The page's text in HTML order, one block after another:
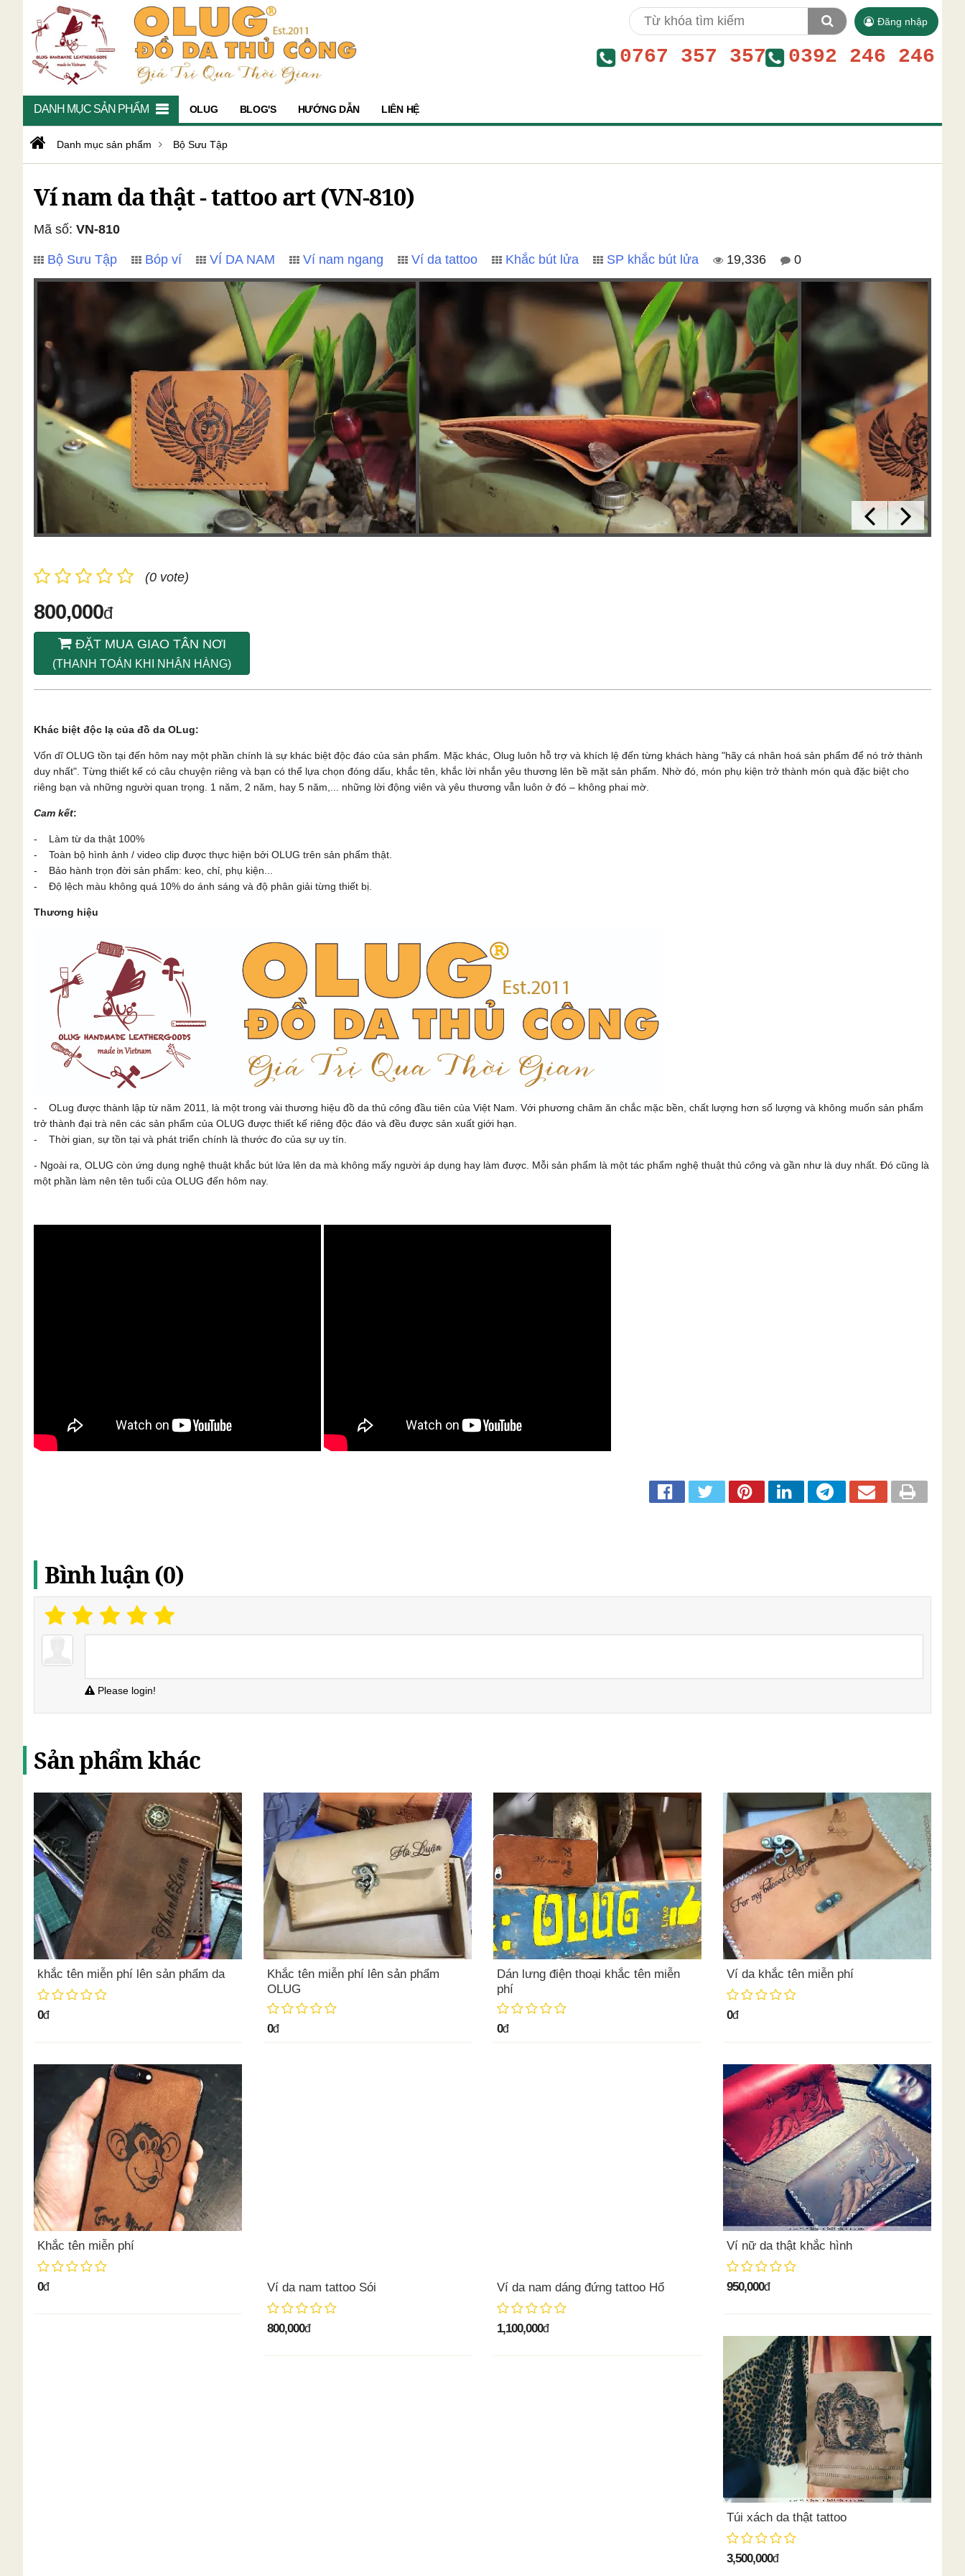
Đăng nhập
0767 357 357 0392 246 246
DANH MỤC SẢN PHẨM OLUG BLOG'S HƯỚNG DẪN LIÊN HỆ
Danh mục sản phẩm Bộ Sưu Tập
Ví nam da thật - tattoo art (VN-810)
Mã số: VN-810
Bộ Sưu Tập Bóp ví VÍ DA NAM Ví nam ngang Ví da tattoo Khắc bút lửa SP khắc bút lửa 19,336 0
(0 vote)
800,000đ
ĐẶT MUA GIAO TÂN NƠI
(THANH TOÁN KHI NHẬN HÀNG)
Khác biệt độc lạ của đồ da OLug:
Vốn dĩ OLUG tồn tại đến hôm nay một phần chính là sự khác biệt độc đáo của sản phẩm. Mặc khác, Olug luôn hỗ trợ và khích lệ đến từng khách hàng "hãy cá nhân hoá sản phẩm để nó trở thành
duy nhất". Từng thiết kế có câu chuyện riêng và bạn có thể lựa chọn đóng dấu, khắc tên, khắc lời nhắn yêu thương lên bề mặt sản phẩm. Nhờ đó, món phụ kiện trở thành món quà đặc biệt cho
riêng bạn và những người quan trọng. 1 năm, 2 năm, hay 5 năm,... những lời động viên và yêu thương vẫn luôn ở đó – không phai mờ.
Cam kết:
- Làm từ da thật 100%
- Toàn bộ hình ảnh / video clip được thực hiện bởi OLUG trên sản phẩm thật.
- Bảo hành trọn đời sản phẩm: keo, chỉ, phụ kiện...
- Độ lệch màu không quá 10% do ánh sáng và độ phân giải từng thiết bị.
Thương hiệu
- OLug được thành lập từ năm 2011, là một trong vài thương hiệu đồ da thủ công đầu tiên của Việt Nam. Với phương châm ăn chắc mặc bền, chất lượng hơn số lượng và không muốn sản phẩm
trở thành đại trà nên các sản phẩm của OLUG được thiết kế riêng độc đáo và đều được sản xuất giới hạn.
- Thời gian, sự tồn tại và phát triển chính là thước đo của sự uy tín.
- Ngoài ra, OLUG còn ứng dụng nghệ thuật khắc bút lửa lên da mà không mấy người áp dụng hay làm được. Mỗi sản phẩm là một tác phẩm nghệ thuật thủ công và gần như là duy nhất. Đó cũng là
một phần làm nên tên tuổi của OLUG đến hôm nay.
Bình luận (0)
Please login!
Sản phẩm khác
khắc tên miễn phí lên sản phẩm da
0đ
Khắc tên miễn phí lên sản phẩm
OLUG
0đ
Dán lưng điện thoại khắc tên miễn
phí
0đ
Ví da khắc tên miễn phí
0đ
Khắc tên miễn phí
0đ Ví da nam tattoo Sói
800,000đ
Ví da nam dáng đứng tattoo Hổ
1,100,000đ
Ví nữ da thật khắc hình
950,000đ
Túi xách da thật tattoo
3,500,000đ